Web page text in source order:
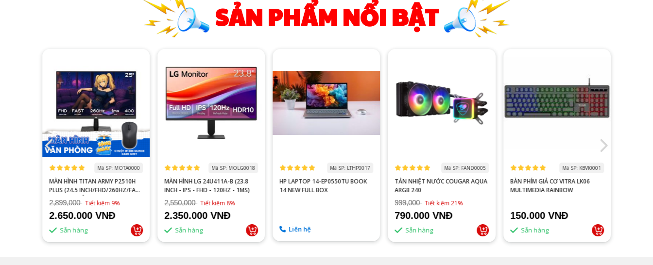
SẢN PHẨM NỔI BẬT
Mã SP: MOTA0000
MÀN HÌNH TITAN ARMY P2510H
PLUS (24.5 INCH/FHD/260HZ/FAST
IPS/1MS/PHẲNG)
2,899,000 Tiết kiệm 9%
2.650.000 VNĐ
Sẵn hàng
Mã SP: MOLG0018
MÀN HÌNH LG 24U411A-B (23.8
INCH - IPS - FHD - 120HZ - 1MS)
2,550,000 Tiết kiệm 8%
2.350.000 VNĐ
Sẵn hàng
Mã SP: LTHP0017
HP LAPTOP 14-EP0550TU BOOK
14 NEW FULL BOX
Liên hệ
Mã SP: FAND0005
TẢN NHIỆT NƯỚC COUGAR AQUA
ARGB 240
999,000 Tiết kiệm 21%
790.000 VNĐ
Sẵn hàng
Mã SP: KBVI0001
BÀN PHÍM GIẢ CƠ VITRA LK06
MULTIMEDIA RAINBOW
150.000 VNĐ
Sẵn hàng